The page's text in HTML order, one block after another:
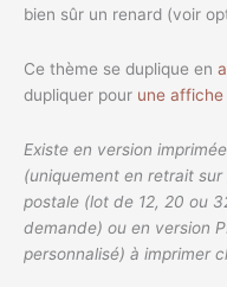
bien sûr un renard (voir
Ce thème se duplique en
dupliquer pour une
Existe en version
(uniquement en retrait
postale (lot de 12, 20 ou
demande) ou en version
personnalisé) à imprimer